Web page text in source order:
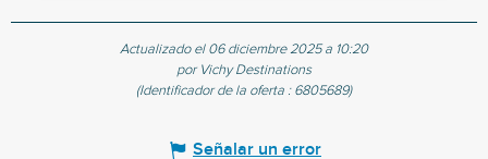
Actualizado el 06 diciembre 2025 a 10:20
por Vichy Destinations
(Identificador de la oferta : 6805689)
Señalar un error